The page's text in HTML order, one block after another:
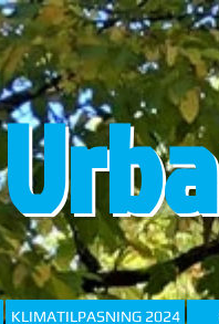
KLIMATILPASNING 2024